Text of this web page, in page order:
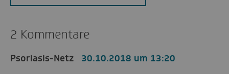
2 Kommentare
Psoriasis-Netz
30.10.2018 um 13:20